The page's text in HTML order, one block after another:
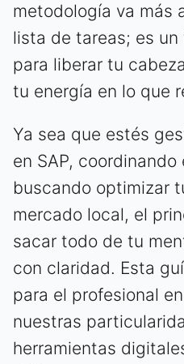
metodología va más
lista de tareas; es
para liberar tu
tu energía en lo que
Ya sea que estés
en SAP,
buscando optimizar
mercado local, el
sacar todo de tu
con claridad. Esta
para el profesional
nuestras
herramientas